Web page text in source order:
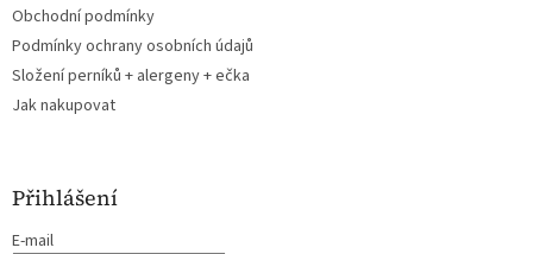
Obchodní podmínky
Podmínky ochrany osobních údajů
Složení perníků + alergeny + ečka
Jak nakupovat
Přihlášení
E-mail